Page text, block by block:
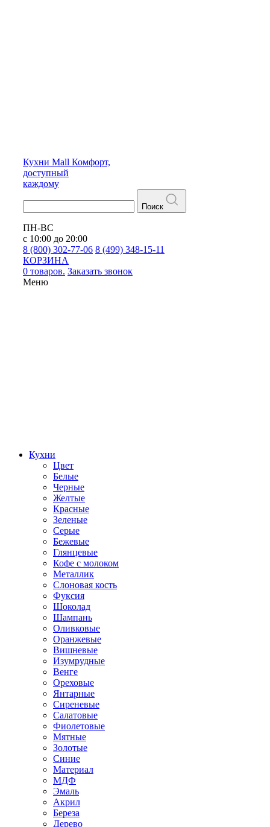
Кухни Mall Комфорт,
доступный
каждому
Поиск
ПН-ВС
с 10:00 до 20:00
8 (800) 302-77-06 8 (499) 348-15-11
КОРЗИНА
0 товаров. Заказать звонок
Меню
Кухни
Цвет
Белые
Черные
Желтые
Красные
Зеленые
Серые
Бежевые
Глянцевые
Кофе с молоком
Металлик
Слоновая кость
Фуксия
Шоколад
Шампань
Оливковые
Оранжевые
Вишневые
Изумрудные
Венге
Ореховые
Янтарные
Сиреневые
Салатовые
Фиолетовые
Мятные
Золотые
Синие
Материал
МДФ
Эмаль
Акрил
Береза
Дерево